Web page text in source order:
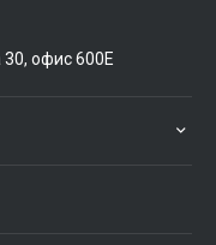
30, офис 600Е